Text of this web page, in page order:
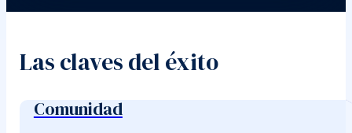
Las claves del éxito
Comunidad